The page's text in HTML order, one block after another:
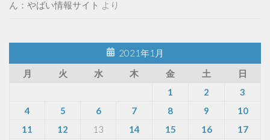
ん：やばい情報サイト より
2021年1月
月
火 水 木 金 土
日
1
2
3
4
5 6 7 8 9
10
11
12 13 14 15 16
17